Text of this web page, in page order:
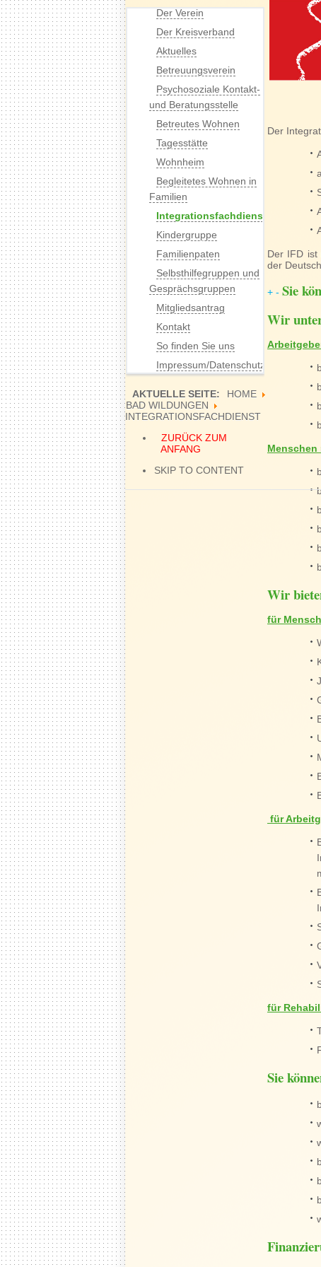
Der
Der IFD ist
der
+ - Sie
Wir
Menschen
Wir
für
für
für
Sie
Der Verein
Der Kreisverband
Aktuelles
Betreuungsverein
Psychosoziale Kontakt-
und Beratungsstelle
Betreutes Wohnen
Tagesstätte
Wohnheim
Begleitetes Wohnen in
Familien
Integrationsfachdienst
Kindergruppe
Familienpaten
Selbsthilfegruppen und
Gesprächsgruppen
Mitgliedsantrag
Kontakt
So finden Sie uns
Impressum/Datenschutz
AKTUELLE SEITE:
HOME
BAD WILDUNGEN
INTEGRATIONSFACHDIENST
ZURÜCK ZUM
ANFANG
SKIP TO CONTENT